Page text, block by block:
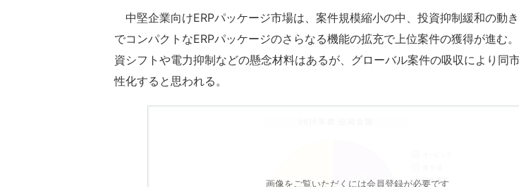
中堅企業向けERPパッケージ市場は、案件規模縮小の中、投資抑制緩和の動
でコンパクトなERPパッケージのさらなる機能の拡充で上位案件の獲得が進む
資シフトや電力抑制などの懸念材料はあるが、グローバル案件の吸収により同
性化すると思われる。
画像をご覧いただくには会員登録が必要です